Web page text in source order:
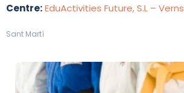
Centre:EduActivities Future, S.L – Verns
Sant Martí